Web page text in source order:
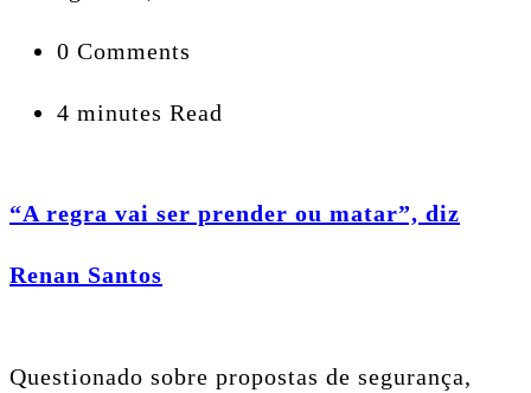
0 Comments
4 minutes Read
“A regra vai ser prender ou matar”, diz
Renan Santos
Questionado sobre propostas de segurança,